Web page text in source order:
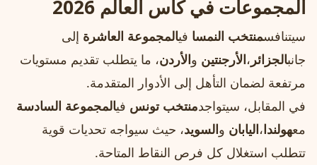
المجموعات في كأس العالم 2026
سيتنافسمنتخب النمسا فيالمجموعة العاشرة إلى
جانبالجزائر ،الأرجنتين والأردن، ما يتطلب تقديم مستويات
مرتفعة لضمان التأهل إلى الأدوار المتقدمة.
في المقابل، سيتواجدمنتخب تونس فيالمجموعة السادسة
معهولندا،اليابان والسويد، حيث سيواجه تحديات قوية
تتطلب استغلال كل فرص النقاط المتاحة.